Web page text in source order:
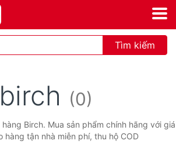
Tìm kiếm
birch (0)
Birch. Mua sản phẩm chính hãng với giá
hàng tận nhà miễn phí, thu hộ COD